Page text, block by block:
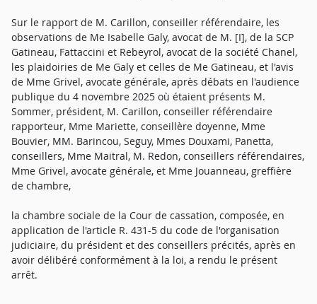
Sur le rapport de M. Carillon, conseiller référendaire, les
observations de Me Isabelle Galy, avocat de M. [I], de la SCP
Gatineau, Fattaccini et Rebeyrol, avocat de la société Chanel,
les plaidoiries de Me Galy et celles de Me Gatineau, et l'avis
de Mme Grivel, avocate générale, après débats en l'audience
publique du 4 novembre 2025 où étaient présents M.
Sommer, président, M. Carillon, conseiller référendaire
rapporteur, Mme Mariette, conseillère doyenne, Mme
Bouvier, MM. Barincou, Seguy, Mmes Douxami, Panetta,
conseillers, Mme Maitral, M. Redon, conseillers référendaires,
Mme Grivel, avocate générale, et Mme Jouanneau, greffière
de chambre,
la chambre sociale de la Cour de cassation, composée, en
application de l'article R. 431-5 du code de l'organisation
judiciaire, du président et des conseillers précités, après en
avoir délibéré conformément à la loi, a rendu le présent
arrêt.